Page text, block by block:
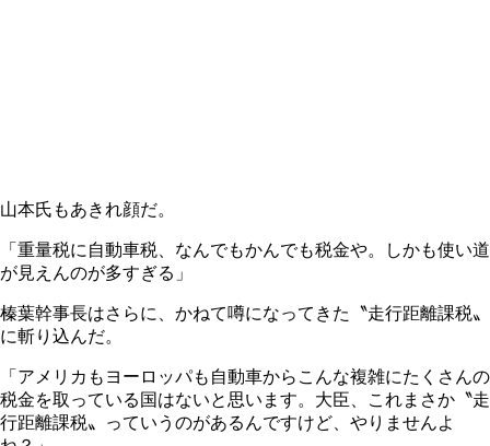
山本氏もあきれ顔だ。
「重量税に自動車税、なんでもかんでも税金や。しかも使い道
が見えんのが多すぎる」
榛葉幹事長はさらに、かねて噂になってきた〝走行距離課税〟
に斬り込んだ。
「アメリカもヨーロッパも自動車からこんな複雑にたくさんの
税金を取っている国はないと思います。大臣、これまさか〝走
行距離課税〟っていうのがあるんですけど、やりませんよ